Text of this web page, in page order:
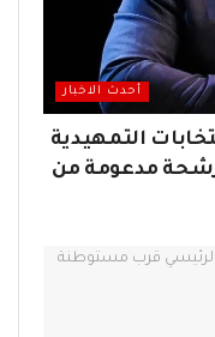
أحدث الاخبار
التمهيدية
مدعومة من